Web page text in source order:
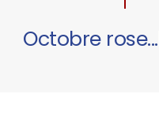
Octobre